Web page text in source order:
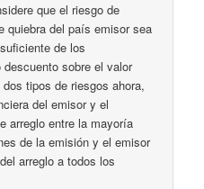
que el riesgo de
quiebra del país emisor sea
de los
sobre el valor
tipos de riesgos ahora,
del emisor y el
arreglo entre la mayoría
de la emisión y el emisor
arreglo a todos los